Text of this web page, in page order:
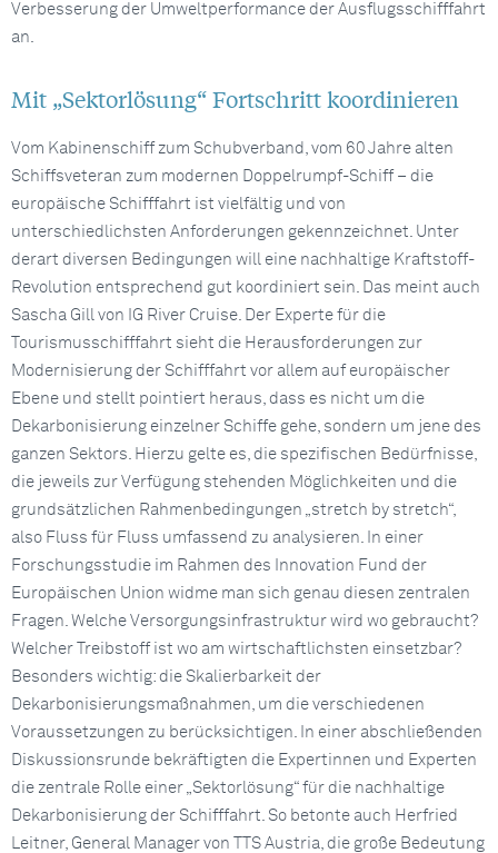
Verbesserung der Umweltperformance der Ausflugsschifffahrt
an.
Mit „Sektorlösung“ Fortschritt koordinieren
Vom Kabinenschiff zum Schubverband, vom 60 Jahre alten
Schiffsveteran zum modernen Doppelrumpf-Schiff – die
europäische Schifffahrt ist vielfältig und von
unterschiedlichsten Anforderungen gekennzeichnet. Unter
derart diversen Bedingungen will eine nachhaltige Kraftstoff-
Revolution entsprechend gut koordiniert sein. Das meint auch
Sascha Gill von IG River Cruise. Der Experte für die
Tourismusschifffahrt sieht die Herausforderungen zur
Modernisierung der Schifffahrt vor allem auf europäischer
Ebene und stellt pointiert heraus, dass es nicht um die
Dekarbonisierung einzelner Schiffe gehe, sondern um jene des
ganzen Sektors. Hierzu gelte es, die spezifischen Bedürfnisse,
die jeweils zur Verfügung stehenden Möglichkeiten und die
grundsätzlichen Rahmenbedingungen „stretch by stretch“,
also Fluss für Fluss umfassend zu analysieren. In einer
Forschungsstudie im Rahmen des Innovation Fund der
Europäischen Union widme man sich genau diesen zentralen
Fragen. Welche Versorgungsinfrastruktur wird wo gebraucht?
Welcher Treibstoff ist wo am wirtschaftlichsten einsetzbar?
Besonders wichtig: die Skalierbarkeit der
Dekarbonisierungsmaßnahmen, um die verschiedenen
Voraussetzungen zu berücksichtigen. In einer abschließenden
Diskussionsrunde bekräftigten die Expertinnen und Experten
die zentrale Rolle einer „Sektorlösung“ für die nachhaltige
Dekarbonisierung der Schifffahrt. So betonte auch Herfried
Leitner, General Manager von TTS Austria, die große Bedeutung